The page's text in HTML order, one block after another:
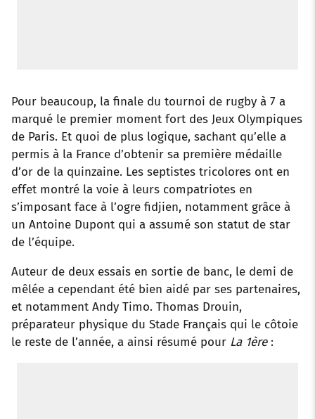
Pour beaucoup, la finale du tournoi de rugby à 7 a
marqué le premier moment fort des Jeux Olympiques
de Paris. Et quoi de plus logique, sachant qu’elle a
permis à la France d’obtenir sa première médaille
d’or de la quinzaine. Les septistes tricolores ont en
effet montré la voie à leurs compatriotes en
s’imposant face à l’ogre fidjien, notamment grâce à
un Antoine Dupont qui a assumé son statut de star
de l’équipe.
Auteur de deux essais en sortie de banc, le demi de
mêlée a cependant été bien aidé par ses partenaires,
et notamment Andy Timo. Thomas Drouin,
préparateur physique du Stade Français qui le côtoie
le reste de l’année, a ainsi résumé pour La 1ère: